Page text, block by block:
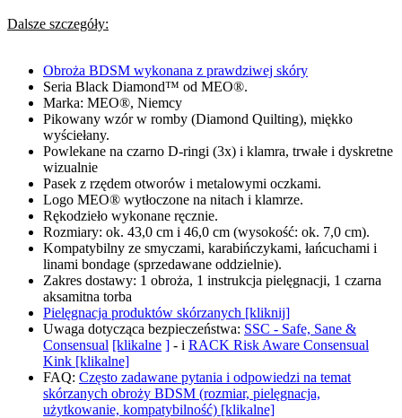
Dalsze szczegóły:
Obroża BDSM wykonana z prawdziwej skóry
Seria Black Diamond™ od MEO®.
Marka: MEO®, Niemcy
Pikowany wzór w romby (Diamond Quilting), miękko
wyściełany.
Powlekane na czarno D-ringi (3x) i klamra, trwałe i dyskretne
wizualnie
Pasek z rzędem otworów i metalowymi oczkami.
Logo MEO® wytłoczone na nitach i klamrze.
Rękodzieło wykonane ręcznie.
Rozmiary: ok. 43,0 cm i 46,0 cm (wysokość: ok. 7,0 cm).
Kompatybilny ze smyczami, karabińczykami, łańcuchami i
linami bondage (sprzedawane oddzielnie).
Zakres dostawy: 1 obroża, 1 instrukcja pielęgnacji, 1 czarna
aksamitna torba
Pielęgnacja produktów skórzanych [kliknij]
Uwaga dotycząca bezpieczeństwa: SSC - Safe, Sane &
Consensual [klikalne ] - i RACK Risk Aware Consensual
Kink [klikalne]
FAQ: Często zadawane pytania i odpowiedzi na temat
skórzanych obroży BDSM (rozmiar, pielęgnacja,
użytkowanie, kompatybilność) [klikalne]